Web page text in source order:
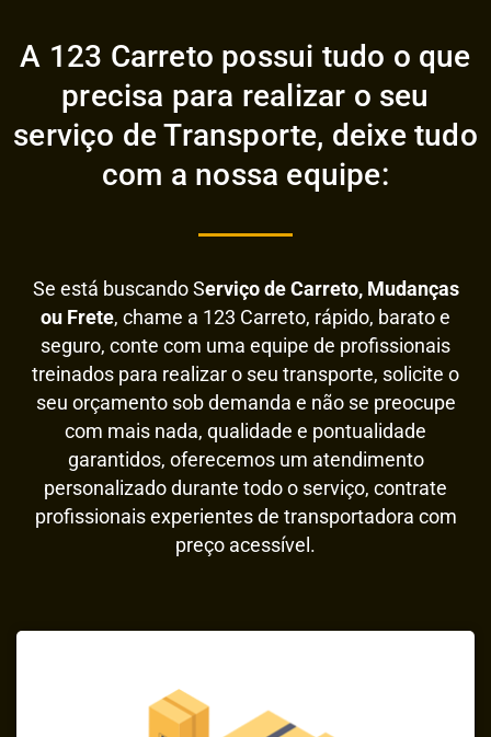
A 123 Carreto possui tudo o que
precisa para realizar o seu
serviço de Transporte, deixe tudo
com a nossa equipe:
Se está buscando Serviço de Carreto, Mudanças
ou Frete, chame a 123 Carreto, rápido, barato e
seguro, conte com uma equipe de profissionais
treinados para realizar o seu transporte, solicite o
seu orçamento sob demanda e não se preocupe
com mais nada, qualidade e pontualidade
garantidos, oferecemos um atendimento
personalizado durante todo o serviço, contrate
profissionais experientes de transportadora com
preço acessível.